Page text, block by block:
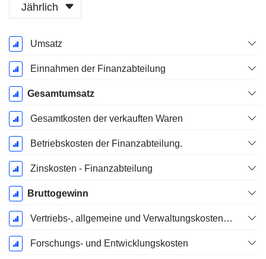
Jährlich
Ende d.
Geschäftsjahres:
Dezember
Umsatz
Einnahmen der Finanzabteilung
Gesamtumsatz
Gesamtkosten der verkauften Waren
Betriebskosten der Finanzabteilung.
Zinskosten - Finanzabteilung
Bruttogewinn
Vertriebs-, allgemeine und Verwaltungskosten, Gesamt
Forschungs- und Entwicklungskosten